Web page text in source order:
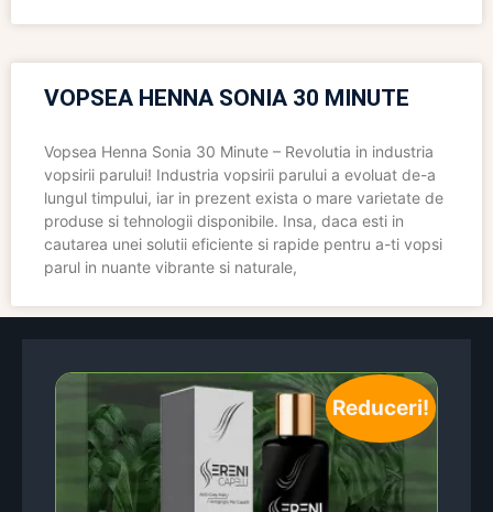
VOPSEA HENNA SONIA 30 MINUTE
Vopsea Henna Sonia 30 Minute – Revolutia in industria
vopsirii parului! Industria vopsirii parului a evoluat de-a
lungul timpului, iar in prezent exista o mare varietate de
produse si tehnologii disponibile. Insa, daca esti in
cautarea unei solutii eficiente si rapide pentru a-ti vopsi
parul in nuante vibrante si naturale,
Reduceri!